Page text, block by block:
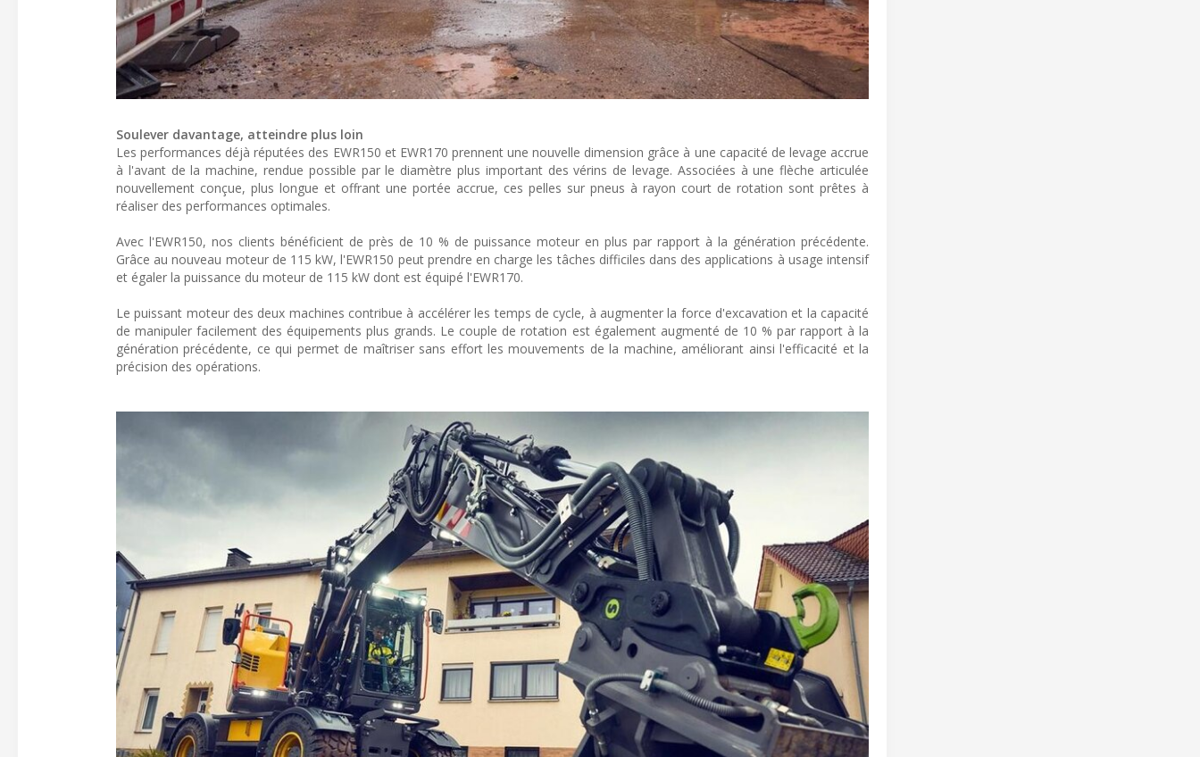
Soulever davantage, atteindre plus loin
Les performances déjà réputées des EWR150 et EWR170 prennent une nouvelle dimension grâce à une capacité de levage accrue
à l'avant de la machine, rendue possible par le diamètre plus important des vérins de levage. Associées à une flèche articulée
nouvellement conçue, plus longue et offrant une portée accrue, ces pelles sur pneus à rayon court de rotation sont prêtes à
réaliser des performances optimales.
Avec l'EWR150, nos clients bénéficient de près de 10 % de puissance moteur en plus par rapport à la génération précédente.
Grâce au nouveau moteur de 115 kW, l'EWR150 peut prendre en charge les tâches difficiles dans des applications à usage intensif
et égaler la puissance du moteur de 115 kW dont est équipé l'EWR170.
Le puissant moteur des deux machines contribue à accélérer les temps de cycle, à augmenter la force d'excavation et la capacité
de manipuler facilement des équipements plus grands. Le couple de rotation est également augmenté de 10 % par rapport à la
génération précédente, ce qui permet de maîtriser sans effort les mouvements de la machine, améliorant ainsi l'efficacité et la
précision des opérations.